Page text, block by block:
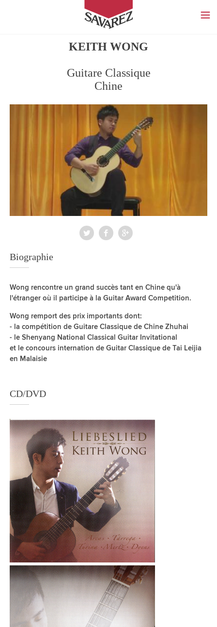
SAVAREZ
KEITH WONG
Guitare Classique
Chine
Biographie
Wong rencontre un grand succès tant en Chine qu'à
l'étranger où il participe à la Guitar Award Competition.
Wong remport des prix importants dont:
- la compétition de Guitare Classique de Chine Zhuhai
- le Shenyang National Classical Guitar Invitational
et le concours internation de Guitar Classique de Tai Leijia
en Malaisie
CD/DVD